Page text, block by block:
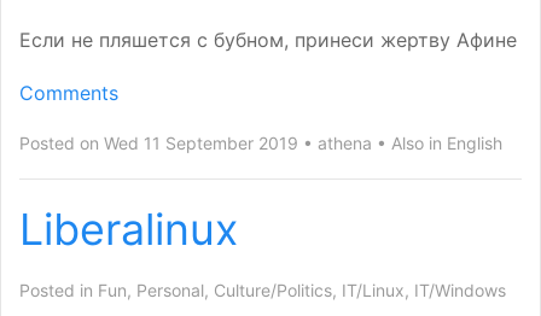
Если не пляшется с бубном, принеси жертву Афине
Comments
Posted on Wed 11 September 2019 athena Also in English
Liberalinux
Posted in Fun, Personal, Culture/Politics, IT/Linux, IT/Windows